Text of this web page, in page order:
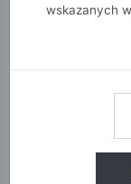
wskazanych